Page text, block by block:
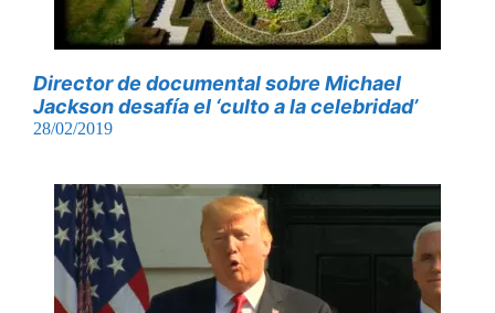
Director de documental sobre Michael
Jackson desafía el ‘culto a la celebridad’
28/02/2019